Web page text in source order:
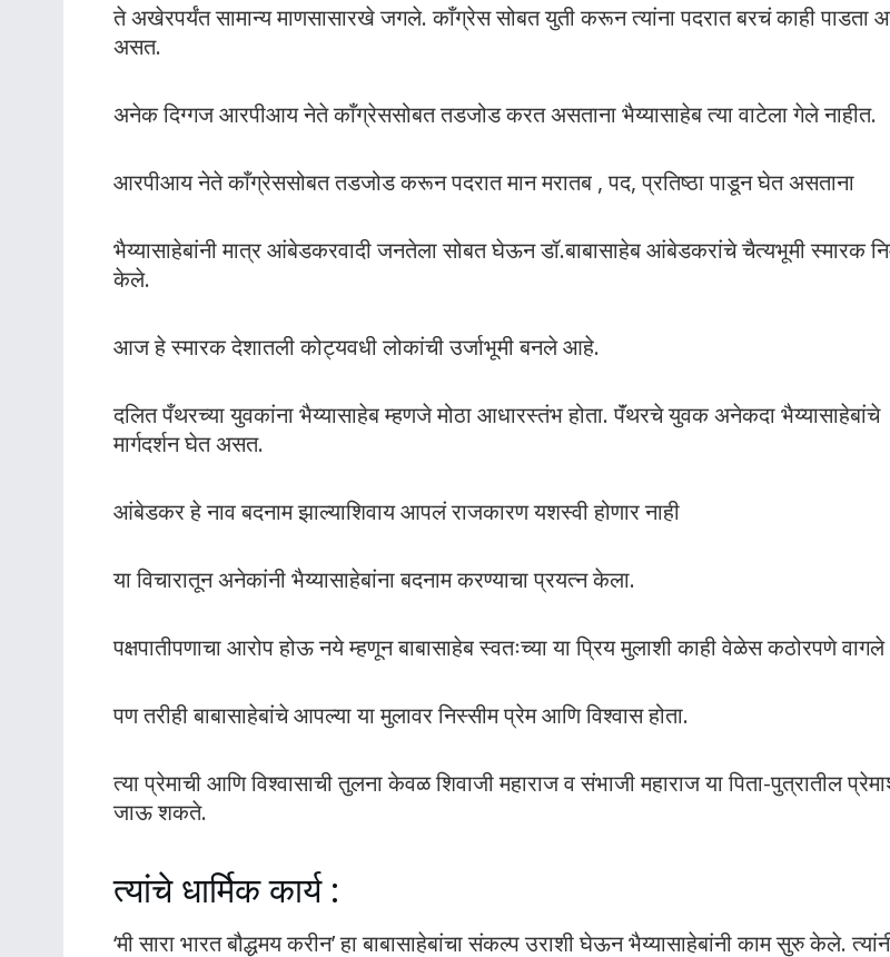
ते अखेरपर्यंत सामान्य माणसासारखे जगले. काँग्रेस सोबत युती करून त्यांना पदरात बरचं काही पाडता
असत.
अनेक दिग्गज आरपीआय नेते काँग्रेससोबत तडजोड करत असताना भैय्यासाहेब त्या वाटेला गेले नाहीत.
आरपीआय नेते काँग्रेससोबत तडजोड करून पदरात मान मरातब , पद, प्रतिष्ठा पाडून घेत असताना
भैय्यासाहेबांनी मात्र आंबेडकरवादी जनतेला सोबत घेऊन डॉ.बाबासाहेब आंबेडकरांचे चैत्यभूमी स्मारक
केले.
आज हे स्मारक देशातली कोट्यवधी लोकांची उर्जाभूमी बनले आहे.
दलित पँथरच्या युवकांना भैय्यासाहेब म्हणजे मोठा आधारस्तंभ होता. पॅंथरचे युवक अनेकदा भैय्यासाहेबांचे
मार्गदर्शन घेत असत.
आंबेडकर हे नाव बदनाम झाल्याशिवाय आपलं राजकारण यशस्वी होणार नाही
या विचारातून अनेकांनी भैय्यासाहेबांना बदनाम करण्याचा प्रयत्न केला.
पक्षपातीपणाचा आरोप होऊ नये म्हणून बाबासाहेब स्वतःच्या या प्रिय मुलाशी काही वेळेस कठोरपणे वागले
पण तरीही बाबासाहेबांचे आपल्या या मुलावर निस्सीम प्रेम आणि विश्वास होता.
त्या प्रेमाची आणि विश्वासाची तुलना केवळ शिवाजी महाराज व संभाजी महाराज या पिता-पुत्रातील
जाऊ शकते.
त्यांचे धार्मिक कार्य :
‘मी सारा भारत बौद्धमय करीन’ हा बाबासाहेबांचा संकल्प उराशी घेऊन भैय्यासाहेबांनी काम सुरु केले.